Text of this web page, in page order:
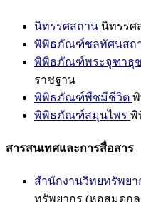
นิทรรศสถาน นิทรรศ
พิพิธภัณฑ์ชลทัศนสถ
พิพิธภัณฑ์พระจุฑาธุ
ราชฐาน
พิพิธภัณฑ์พืชมีชีวิต
พิพิธภัณฑ์สมุนไพร พิ
สารสนเทศและการสื่อสาร
สำนักงานวิทยทรัพย
ทรัพยากร (หอสมุดกล